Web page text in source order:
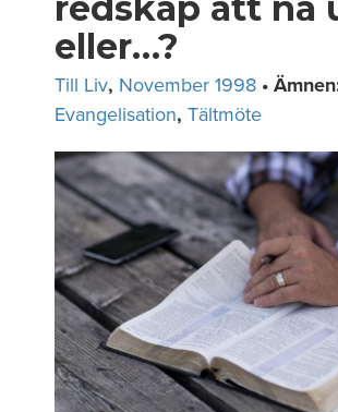
eller…?
Till Liv, November 1998 •
Evangelisation, Tältmöte